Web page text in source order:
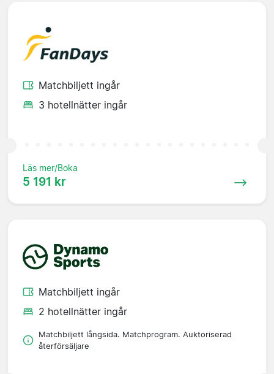
Matchbiljett ingår
3 hotellnätter ingår
Läs mer/Boka
5 191 kr
Matchbiljett ingår
2 hotellnätter ingår
Matchbiljett långsida. Matchprogram. Auktoriserad
återförsäljare